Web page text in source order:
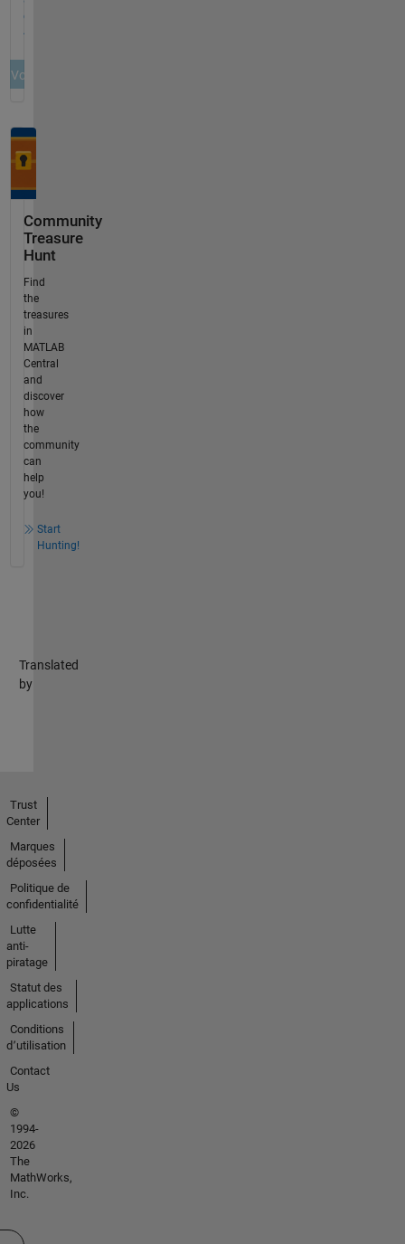
Community
Treasure
Hunt
Find
the
treasures
in
MATLAB
Central
and
discover
how
the
community
can
help
you!
Start
Hunting!
Translated
by
Trust
Center
Marques
déposées
Politique de
confidentialité
Lutte
anti-
piratage
Statut des
applications
Conditions
d՚utilisation
Contact
Us
©
1994-
2026
The
MathWorks,
Inc.